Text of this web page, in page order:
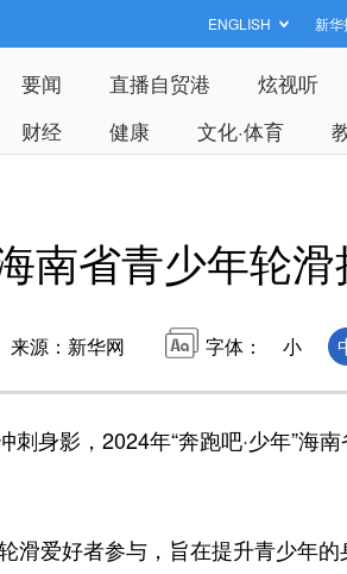
ENGLISH 新华
要闻 直播自贸港 炫视听
财经
健康 文化·体育
南省青少年轮
来源：新华网 字体： 小
影，2024年“奔跑吧·少年”海南
爱好者参与，旨在提升青少年的